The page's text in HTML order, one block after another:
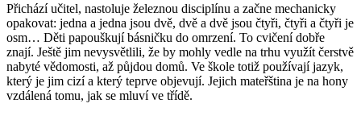
Přichází učitel, nastoluje železnou disciplínu a začne mechanicky
opakovat: jedna a jedna jsou dvě, dvě a dvě jsou čtyři, čtyři a čtyři je
osm… Děti papouškují básničku do omrzení. To cvičení dobře
znají. Ještě jim nevysvětlili, že by mohly vedle na trhu využít čerstvě
nabyté vědomosti, až půjdou domů. Ve škole totiž používají jazyk,
který je jim cizí a který teprve objevují. Jejich mateřština je na hony
vzdálená tomu, jak se mluví ve třídě.